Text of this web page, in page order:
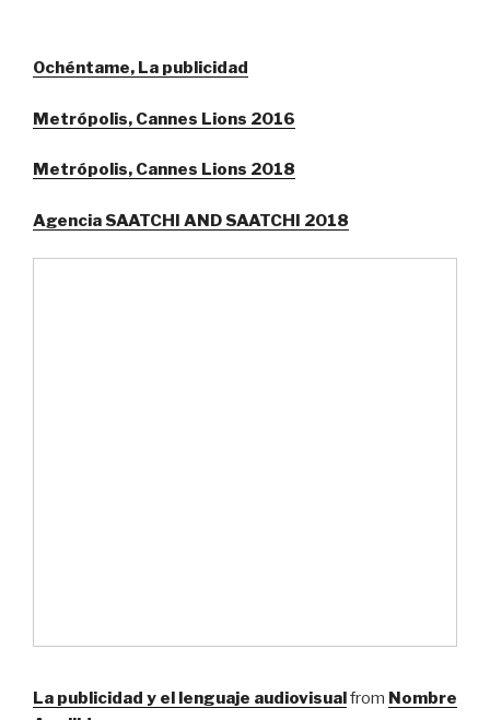
Ochéntame, La publicidad
Metrópolis, Cannes Lions 2016
Metrópolis, Cannes Lions 2018
Agencia SAATCHI AND SAATCHI 2018
La publicidad y el lenguaje audiovisualfrom Nombre